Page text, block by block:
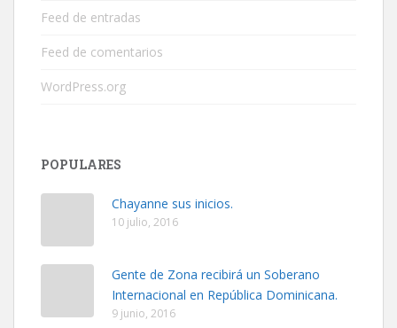
Feed de entradas
Feed de comentarios
WordPress.org
POPULARES
Chayanne sus inicios.
10 julio, 2016
Gente de Zona recibirá un Soberano
Internacional en República Dominicana.
9 junio, 2016